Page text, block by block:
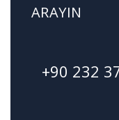
ARAYIN
+90 232